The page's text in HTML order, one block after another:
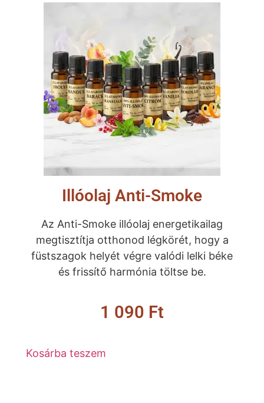
Illóolaj Anti-Smoke
Az Anti-Smoke illóolaj energetikailag
megtisztítja otthonod légkörét, hogy a
füstszagok helyét végre valódi lelki béke
és frissítő harmónia töltse be.
1 090 Ft
Kosárba teszem